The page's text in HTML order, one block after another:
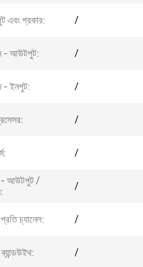
এবং প্রকার: /
- আউটপুট: /
- ইনপুট: /
/
/
- আউটপুট /
/
চ্যানেল: /
/